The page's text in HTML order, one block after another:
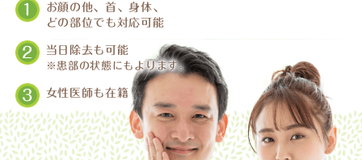
1
お顔の他、首、身体、
どの部位でも対応可能
2 当日除去も可能
※患部の状態にもよります。
3 女性医師も在籍